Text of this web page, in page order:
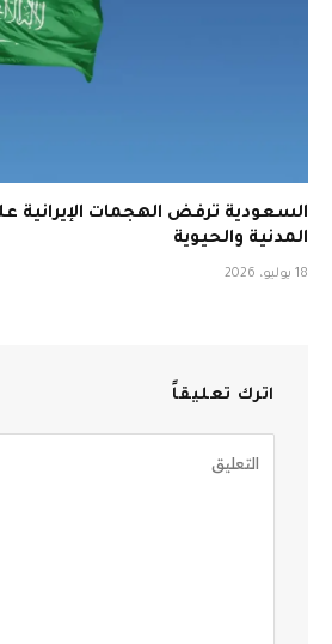
السعودية ترفض الهجمات الإيرانية
المدنية والحيوية
18 يوليو، 2026
اترك تعليقاً